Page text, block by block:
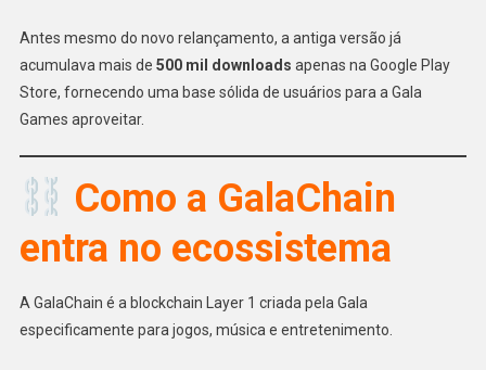
Antes mesmo do novo relançamento, a antiga versão já
acumulava mais de 500 mil downloads apenas na Google Play
Store, fornecendo uma base sólida de usuários para a Gala
Games aproveitar.
Como a GalaChain
entra no ecossistema
A GalaChain é a blockchain Layer 1 criada pela Gala
especificamente para jogos, música e entretenimento.